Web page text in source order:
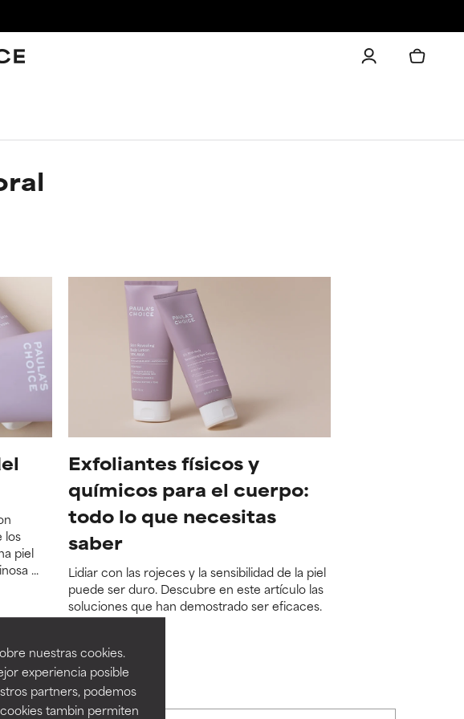
nuestras cookies.
experiencia posible
partners, podemos
tambin permiten
los
piel
...
Exfoliantes físicos y
químicos para el cuerpo:
todo lo que necesitas
saber
Lidiar con las rojeces y la sensibilidad de la piel
puede ser duro. Descubre en este artículo las
soluciones que han demostrado ser eficaces.